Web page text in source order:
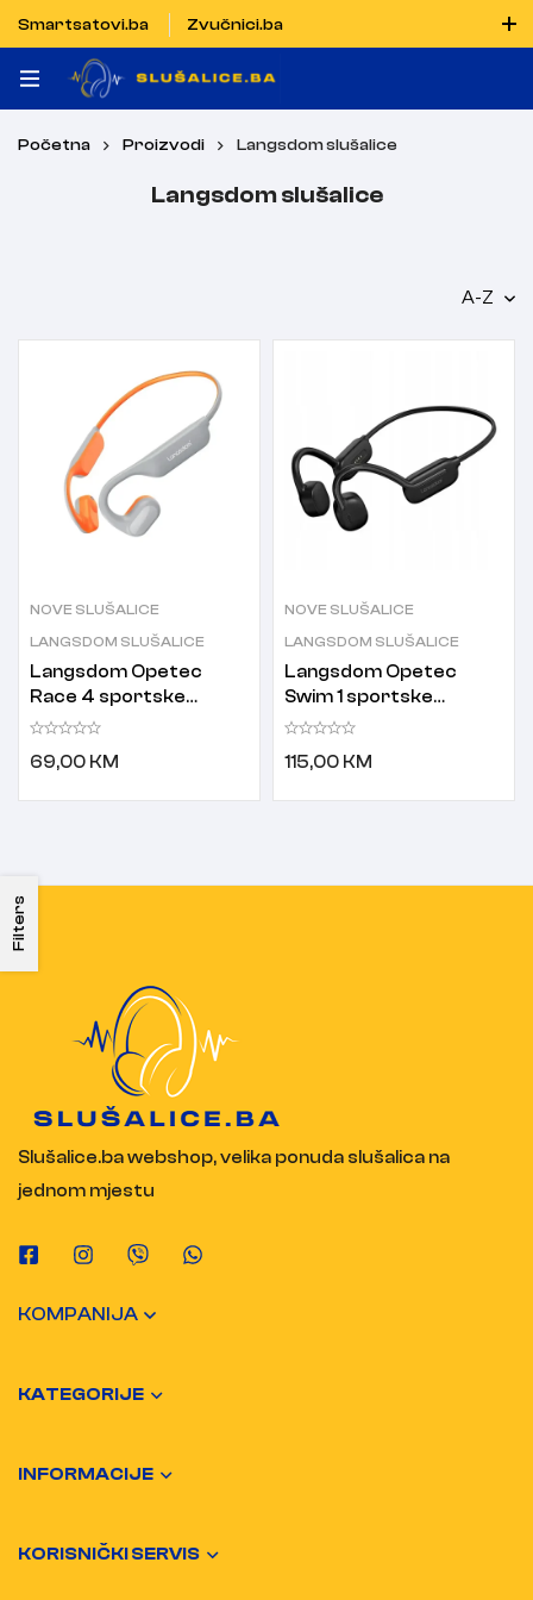
Smartsatovi.ba
Zvučnici.ba
Naručiti možete i porukom putem Vibera i WhatsAppa
Početna Proizvodi Langsdom slušalice
Langsdom slušalice
Filters
A-Z
NOVE SLUŠALICE
LANGSDOM SLUŠALICE
Langsdom Opetec
Race 4 sportske
slušalice
69,00 KM
NOVE SLUŠALICE
LANGSDOM SLUŠALICE
Langsdom Opetec
Swim 1 sportske
slušalice
115,00 KM
Slušalice.ba webshop, velika ponuda slušalica na
jednom mjestu
KOMPANIJA
KATEGORIJE
INFORMACIJE
KORISNIČKI SERVIS